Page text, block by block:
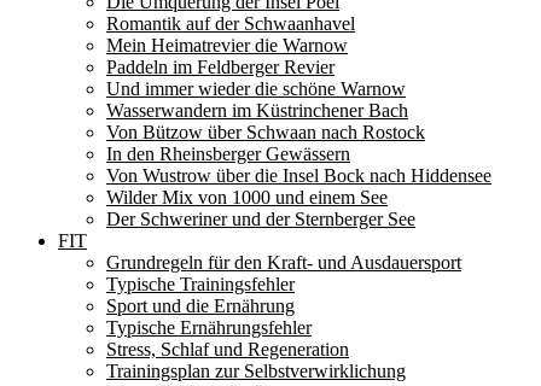
Romantik auf der Schwaanhavel
Mein Heimatrevier die Warnow
Paddeln im Feldberger Revier
Und immer wieder die schöne Warnow
Wasserwandern im Küstrinchener Bach
Von Bützow über Schwaan nach Rostock
In den Rheinsberger Gewässern
Von Wustrow über die Insel Bock nach Hiddensee
Wilder Mix von 1000 und einem See
Der Schweriner und der Sternberger See
FIT
Grundregeln für den Kraft- und Ausdauersport
Typische Trainingsfehler
Sport und die Ernährung
Typische Ernährungsfehler
Stress, Schlaf und Regeneration
Trainingsplan zur Selbstverwirklichung